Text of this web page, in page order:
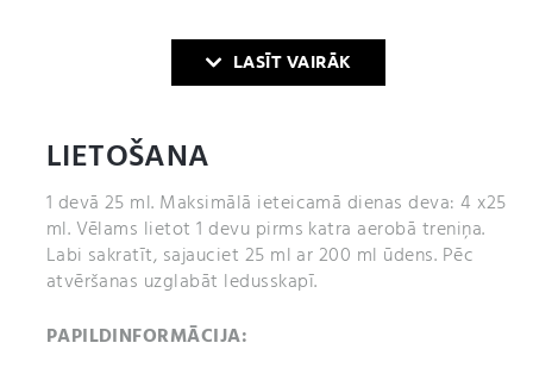
%NRV – Uzturvielu atsauces vērtības.
12000 mg
ūdens, L-karnitīns, aromatizētāji, skābuma regulētāji
(citronskābe, ābolskābe, pienskābe), saldinātāji
(acesulfāms K, sukraloze), konservants (kālija sorbāts,
nātrija benzoāts), beta-karotīns, piridoksīna
hidrohlorīds, kalcija D-pantotenāts.
LASĪT VAIRĀK
LIETOŠANA
1 devā 25 ml. Maksimālā ieteicamā dienas deva: 4 x25
ml. Vēlams lietot 1 devu pirms katra aerobā treniņa.
Labi sakratīt, sajauciet 25 ml ar 200 ml ūdens. Pēc
atvēršanas uzglabāt ledusskapī.
PAPILDINFORMĀCIJA: